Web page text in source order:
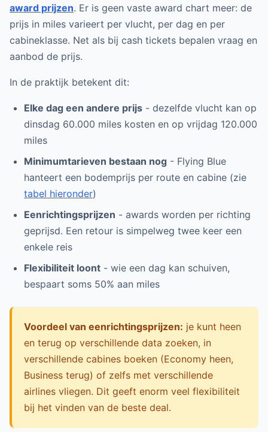
award prijzen. Er is geen vaste award chart meer: de
prijs in miles varieert per vlucht, per dag en per
cabineklasse. Net als bij cash tickets bepalen vraag en
aanbod de prijs.
In de praktijk betekent dit:
Elke dag een andere prijs - dezelfde vlucht kan op
dinsdag 60.000 miles kosten en op vrijdag 120.000
miles
Minimumtarieven bestaan nog - Flying Blue
hanteert een bodemprijs per route en cabine (zie
tabel hieronder)
Eenrichtingsprijzen - awards worden per richting
geprijsd. Een retour is simpelweg twee keer een
enkele reis
Flexibiliteit loont - wie een dag kan schuiven,
bespaart soms 50% aan miles
Voordeel van eenrichtingsprijzen: je kunt heen
en terug op verschillende data zoeken, in
verschillende cabines boeken (Economy heen,
Business terug) of zelfs met verschillende
airlines vliegen. Dit geeft enorm veel flexibiliteit
bij het vinden van de beste deal.